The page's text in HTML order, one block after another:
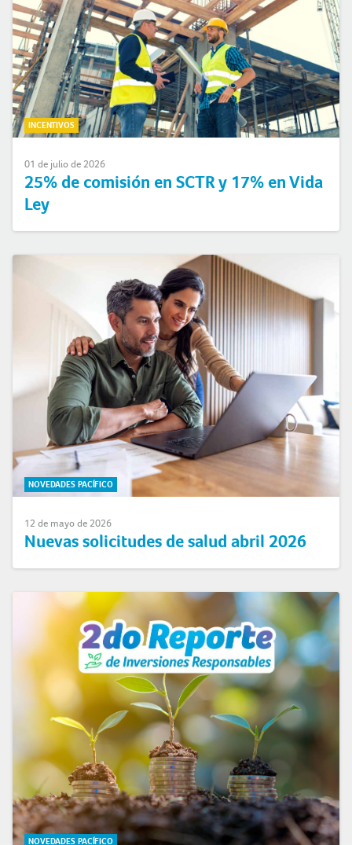
INCENTIVOS
01 de julio de 2026
25% de comisión en SCTR y 17% en Vida
Ley
NOVEDADES PACÍFICO
12 de mayo de 2026
Nuevas solicitudes de salud abril 2026
NOVEDADES PACÍFICO